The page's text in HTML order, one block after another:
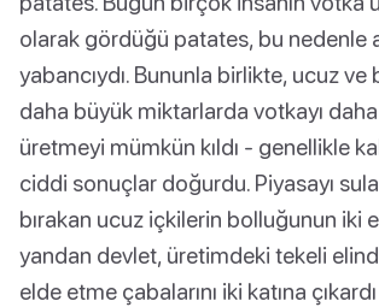
olarak gördüğü patates, bu nedenle
yabancıydı. Bununla birlikte, ucuz ve
daha büyük miktarlarda votkayı
üretmeyi mümkün kıldı - genellikle
ciddi sonuçlar doğurdu. Piyasayı
bırakan ucuz içkilerin bolluğunun iki
yandan devlet, üretimdeki tekeli
elde etme çabalarını iki katına